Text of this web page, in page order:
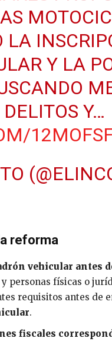
LA
Y LA
Y…
reforma
vehicular antes
personas físicas o
requisitos antes de
.
fiscales